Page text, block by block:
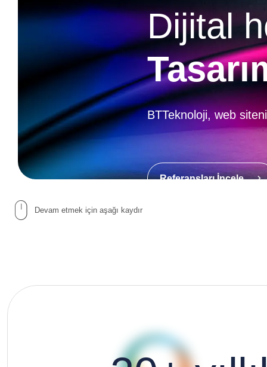
Dijital
BTTeknoloji, web
Referansları İncele
Dijital
BTTeknoloji, web
Referansları İncele
Devam etmek için aşağı kaydır